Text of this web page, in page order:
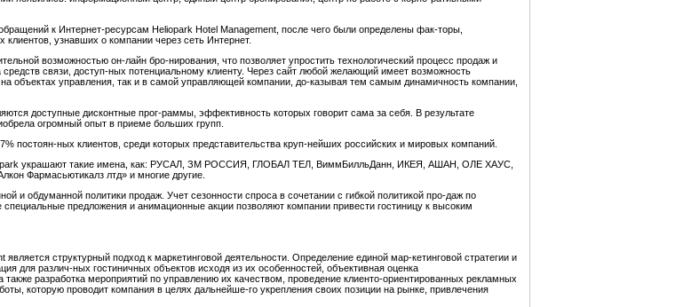
к Интернет-ресурсам Heliopark Hotel Management, после чего были определены фак-торы,
узнавших о компании через сеть Интернет.
возможностью он-лайн бро-нирования, что позволяет упростить технологический процесс продаж и
связи, доступ-ных потенциальному клиенту. Через сайт любой желающий имеет возможность
объектах управления, так и в самой управляющей компании, до-казывая тем самым динамичность компании,
доступные дисконтные прог-раммы, эффективность которых говорит сама за себя. В результате
огромный опыт в приеме больших групп.
постоян-ных клиентов, среди которых представительства круп-нейших российских и мировых компаний.
украшают такие имена, как: РУСАЛ, ЗМ РОССИЯ, ГЛОБАЛ ТЕЛ, ВиммБилльДанн, ИКЕЯ, АШАН, ОЛЕ ХАУС,
Фармасьютикалз лтд» и многие другие.
и обдуманной политики продаж. Учет сезонности спроса в сочетании с гибкой политикой про-даж по
предложения и анимационные акции позволяют компании привести гостиницу к высоким
структурный подход к маркетинговой деятельности. Определение единой мар-кетинговой стратегии и
для различ-ных гостиничных объектов исходя из их особенностей, объективная оценка
также разработка мероприятий по управлению их качеством, проведение клиенто-ориентированных рекламных
которую проводит компания в целях дальнейше-го укрепления своих позиции на рынке, привлечения